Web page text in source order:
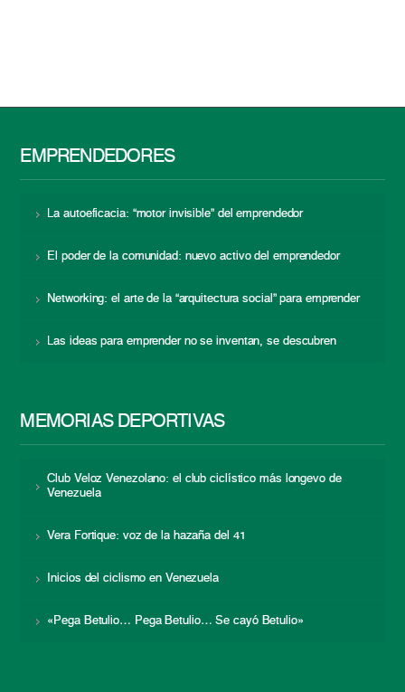
EMPRENDEDORES
La autoeficacia: “motor invisible” del emprendedor
El poder de la comunidad: nuevo activo del emprendedor
Networking: el arte de la “arquitectura social” para emprender
Las ideas para emprender no se inventan, se descubren
MEMORIAS DEPORTIVAS
Club Veloz Venezolano: el club ciclístico más longevo de
Venezuela
Vera Fortique: voz de la hazaña del 41
Inicios del ciclismo en Venezuela
«Pega Betulio… Pega Betulio… Se cayó Betulio»